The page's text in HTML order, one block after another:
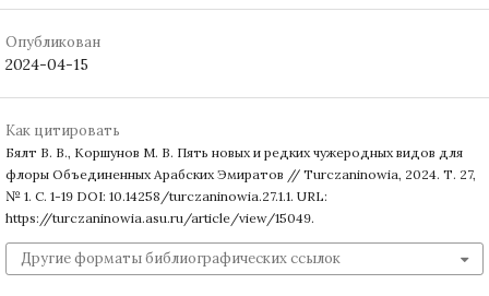
Опубликован
2024-04-15
Как цитировать
Бялт В. В., Коршунов М. В. Пять новых и редких чужеродных видов для
флоры Объединенных Арабских Эмиратов // Turczaninowia, 2024. Т. 27,
№ 1. С. 1-19 DOI: 10.14258/turczaninowia.27.1.1. URL:
https://turczaninowia.asu.ru/article/view/15049.
Другие форматы библиографических ссылок